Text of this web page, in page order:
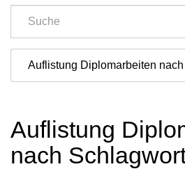
Auflistung Diplomarbeiten
Auflistung
nach